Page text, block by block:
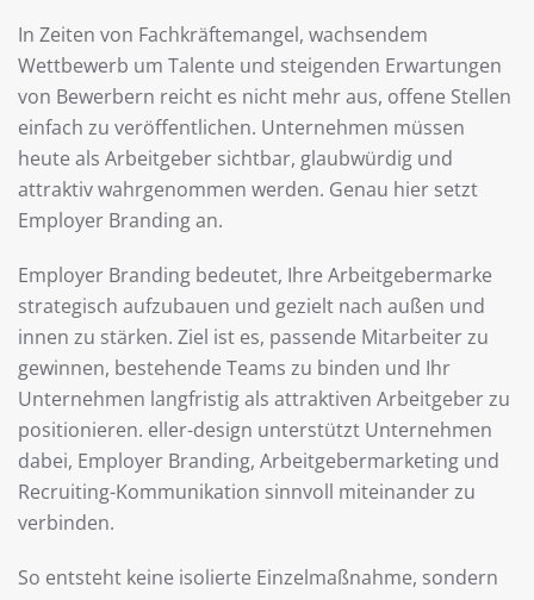
In Zeiten von Fachkräftemangel, wachsendem
Wettbewerb um Talente und steigenden Erwartungen
von Bewerbern reicht es nicht mehr aus, offene Stellen
einfach zu veröffentlichen. Unternehmen müssen
heute als Arbeitgeber sichtbar, glaubwürdig und
attraktiv wahrgenommen werden. Genau hier setzt
Employer Branding an.
Employer Branding bedeutet, Ihre Arbeitgebermarke
strategisch aufzubauen und gezielt nach außen und
innen zu stärken. Ziel ist es, passende Mitarbeiter zu
gewinnen, bestehende Teams zu binden und Ihr
Unternehmen langfristig als attraktiven Arbeitgeber zu
positionieren. eller-design unterstützt Unternehmen
dabei, Employer Branding, Arbeitgebermarketing und
Recruiting-Kommunikation sinnvoll miteinander zu
verbinden.
So entsteht keine isolierte Einzelmaßnahme, sondern